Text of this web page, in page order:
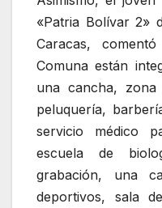
«Patria Bolívar 2»
Caracas,
Comuna están
una cancha,
peluquería,
servicio médico
escuela de
grabación, una
deportivos, sala